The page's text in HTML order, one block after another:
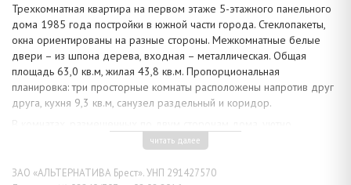
Трехкомнатная квартира на первом этаже 5-этажного панельного
дома 1985 года постройки в южной части города. Стеклопакеты,
окна ориентированы на разные стороны. Межкомнатные белые
двери – из шпона дерева, входная – металлическая. Общая
площадь 63,0 кв.м, жилая 43,8 кв.м. Пропорциональная
планировка: три просторные комнаты расположены напротив друг
друга, кухня 9,3 кв.м, санузел раздельный и коридор.
благодаря отделке в однородных природных тонах. Сделан
разноплановой системой подсветки, полы – окрашенная доска и
читать далее
ЗАО «АЛЬТЕРНАТИВА Брест». УНП 291427570